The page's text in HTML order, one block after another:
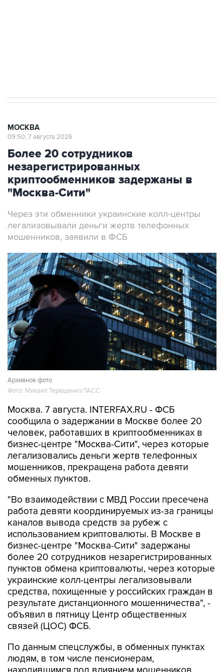
МОСКВА
09:50, 7 августа 2026
Более 20 сотрудников
незарегистрированных
криптообменников задержаны в
"Москва-Сити"
Через эти обменники украинские колл-центры
легализовывали деньги жертв телефонных
мошенников, заявили в ФСБ
Архивное фото
Фото: Михаил Терещенко/ТАСС
Москва. 7 августа. INTERFAX.RU - ФСБ
сообщила о задержании в Москве более 20
человек, работавших в криптообменниках в
бизнес-центре "Москва-Сити", через которые
легализовались деньги жертв телефонных
мошенников, прекращена работа девяти
обменных пунктов.
"Во взаимодействии с МВД России пресечена
работа девяти координируемых из-за границы
каналов вывода средств за рубеж с
использованием криптовалюты. В Москве в
бизнес-центре "Москва-Сити" задержаны
более 20 сотрудников незарегистрированных
пунктов обмена криптовалюты, через которые
украинские колл-центры легализовывали
средства, похищенные у российских граждан в
результате дистанционного мошенничества", -
объявил в пятницу Центр общественных
связей (ЦОС) ФСБ.
По данным спецслужбы, в обменных пунктах
людям, в том числе пенсионерам,